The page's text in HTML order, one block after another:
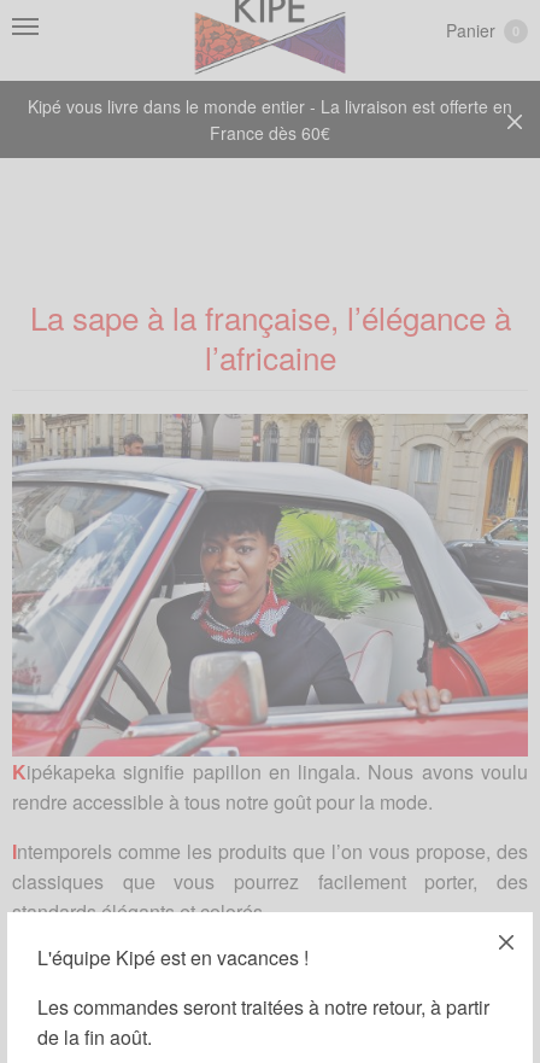
L'équipe Kipé est en vacances !
Les commandes seront traitées à notre retour, à partir
de la fin août.
Kipé vous livre dans le monde entier - La livraison est offerte en
France dès 60€
Panier
La sape à la française, l’élégance à
l’africaine
Kipékapeka signifie papillon en lingala. Nous avons voulu
rendre accessible à tous notre goût pour la mode.
Intemporels comme les produits que l’on vous propose, des
classiques que vous pourrez facilement porter, des
standards élégants et colorés.
roduction raisonnée, circuits courts, transparence, des
et de Brazzaville.